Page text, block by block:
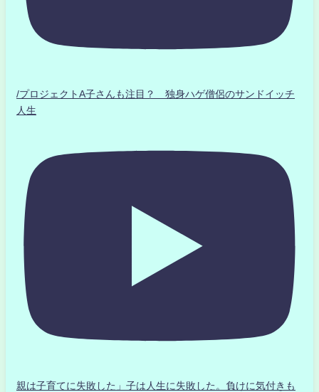
/プロジェクトA子さんも注目？ 独身ハゲ僧侶のサンドイッチ
人生
親は子育てに失敗した」子は人生に失敗した。負けに気付きも